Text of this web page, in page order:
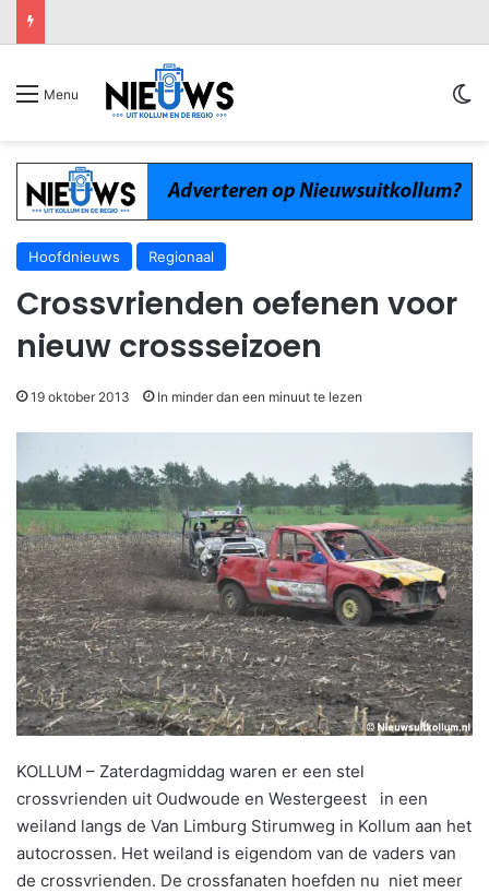
Menu
Hoofdnieuws Regionaal
Crossvrienden oefenen voor
nieuw crossseizoen
19 oktober 2013 In minder dan een minuut te lezen
KOLLUM – Zaterdagmiddag waren er een stel
crossvrienden uit Oudwoude en Westergeest in een
weiland langs de Van Limburg Stirumweg in Kollum aan het
autocrossen. Het weiland is eigendom van de vaders van
de crossvrienden. De crossfanaten hoefden nu niet meer